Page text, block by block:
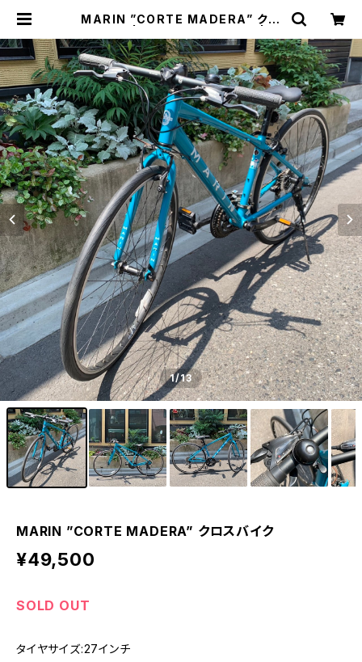
MARIN ”CORTE MADERA” クロ
宿区神楽坂のリサイクルショップ・古
着
1/13
MARIN ”CORTE MADERA” クロスバイク
¥49,500
SOLD OUT
タイヤサイズ:27インチ